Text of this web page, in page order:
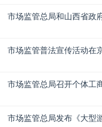
市场监管总局和山西省政
市场监管普法宣传活动在
市场监管总局召开个体工
市场监管总局发布《大型